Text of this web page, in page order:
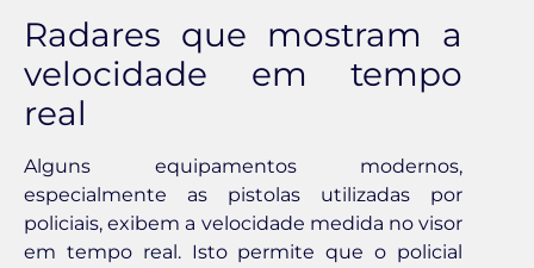
Radares que mostram a
velocidade em tempo
real
Alguns equipamentos modernos,
especialmente as pistolas utilizadas por
policiais, exibem a velocidade medida no visor
em tempo real. Isto permite que o policial